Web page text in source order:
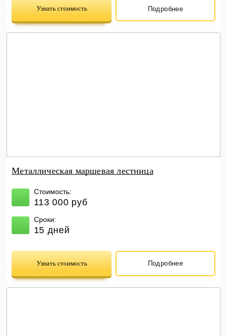
Узнать стоимость Подробнее
Металлическая маршевая лестница
Стоимость:
113 000 руб
Сроки:
15 дней
Узнать стоимость Подробнее